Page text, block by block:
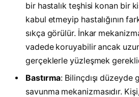
bir hastalık teşhisi konan bir
kabul etmeyip hastalığının
sıkça görülür. İnkar
vadede koruyabilir ancak
gerçeklerle yüzleşmek
Bastırma: Bilinçdışı düzeyde
savunma mekanizmasıdır.